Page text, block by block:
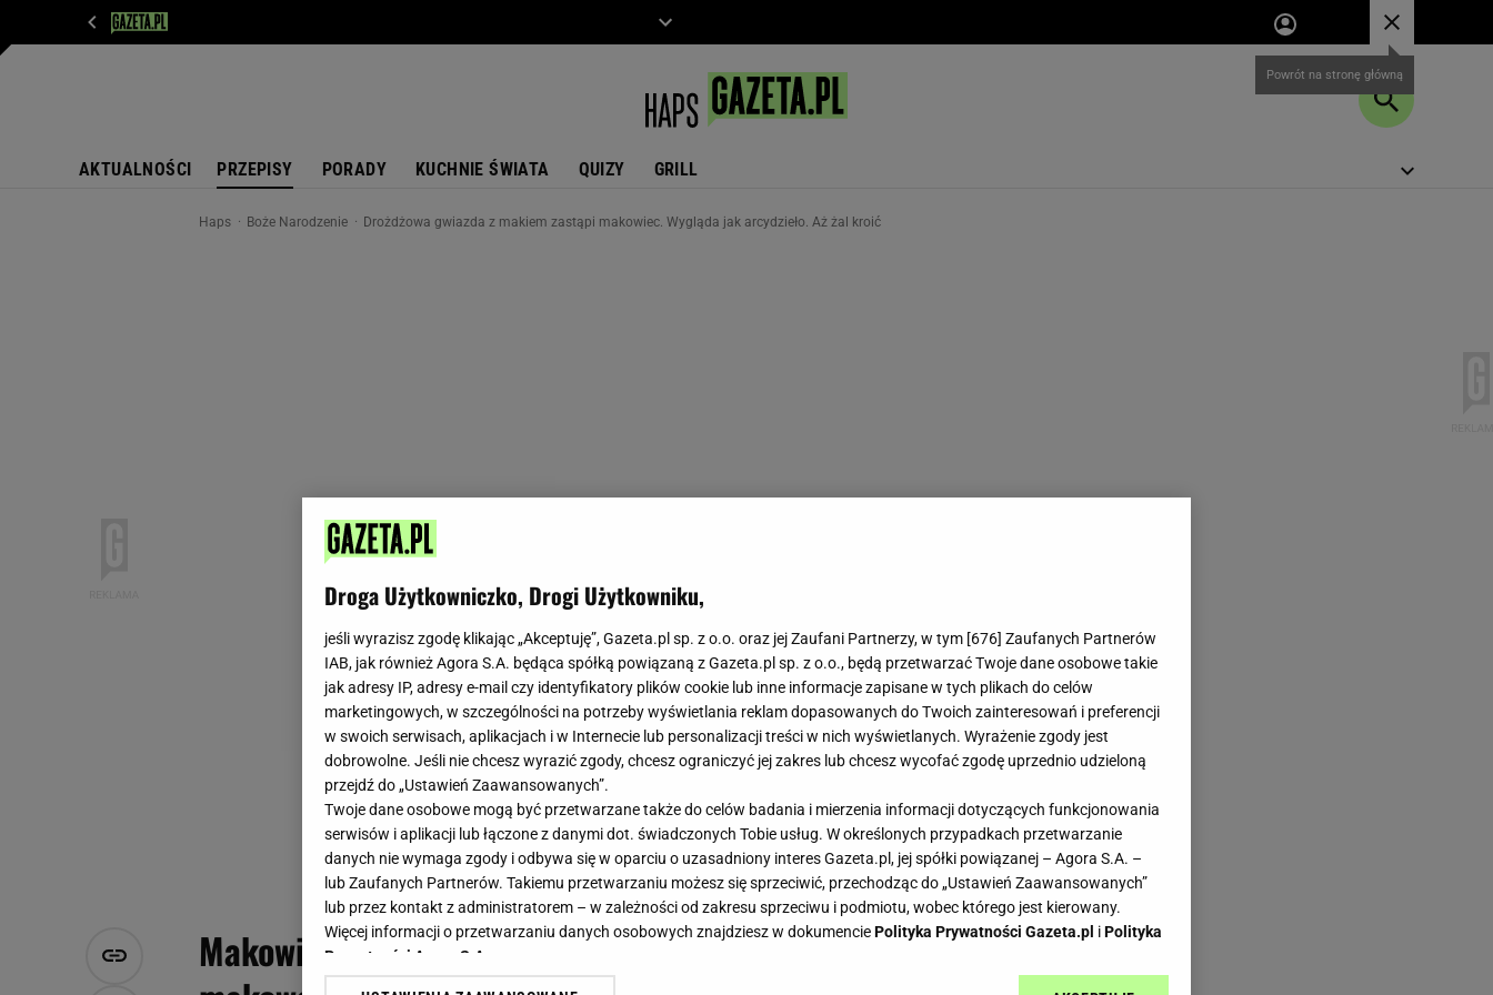
AKTUALNOŚCI PRZEPISY PORADY KUCHNIE ŚWIATA QUIZY GRILL
Haps Boże Narodzenie Drożdżowa gwiazda z makiem zastąpi makowiec. Wygląda jak arcydzieło. Aż żal kroić
Makowiec idzie w odstawkę. Zastąpiła go gwiazda
Droga Użytkowniczko, Drogi Użytkowniku,
jeśli wyrazisz zgodę klikając „Akceptuję”, Gazeta.pl sp. z o.o. oraz jej Zaufani Partnerzy, w tym [676] Zaufanych Partnerów
IAB, jak również Agora S.A. będąca spółką powiązaną z Gazeta.pl sp. z o.o., będą przetwarzać Twoje dane osobowe takie
jak adresy IP, adresy e-mail czy identyfikatory plików cookie lub inne informacje zapisane w tych plikach do celów
marketingowych, w szczególności na potrzeby wyświetlania reklam dopasowanych do Twoich zainteresowań i preferencji
w swoich serwisach, aplikacjach i w Internecie lub personalizacji treści w nich wyświetlanych. Wyrażenie zgody jest
dobrowolne. Jeśli nie chcesz wyrazić zgody, chcesz ograniczyć jej zakres lub chcesz wycofać zgodę uprzednio udzieloną
przejdź do „Ustawień Zaawansowanych”.
Twoje dane osobowe mogą być przetwarzane także do celów badania i mierzenia informacji dotyczących funkcjonowania
serwisów i aplikacji lub łączone z danymi dot. świadczonych Tobie usług. W określonych przypadkach przetwarzanie
danych nie wymaga zgody i odbywa się w oparciu o uzasadniony interes Gazeta.pl, jej spółki powiązanej – Agora S.A. –
lub Zaufanych Partnerów. Takiemu przetwarzaniu możesz się sprzeciwić, przechodząc do „Ustawień Zaawansowanych”
lub przez kontakt z administratorem – w zależności od zakresu sprzeciwu i podmiotu, wobec którego jest kierowany.
Więcej informacji o przetwarzaniu danych osobowych znajdziesz w dokumenciePolityka Prywatności Gazeta.pl iPolityka
Prywatności Agora S.A.